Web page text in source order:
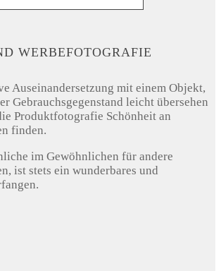
WERBEFOTOGRAFIE
Auseinandersetzung mit einem Objekt,
Gebrauchsgegenstand leicht übersehen
Produktfotografie Schönheit an
finden.
im Gewöhnlichen für andere
ist stets ein wunderbares und